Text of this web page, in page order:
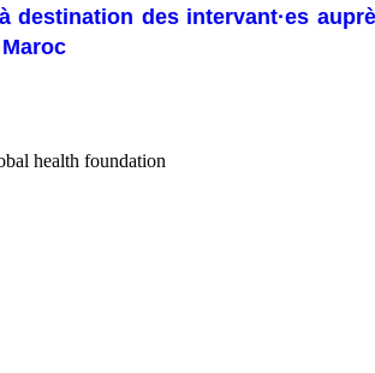
destination des intervant·es
health foundation